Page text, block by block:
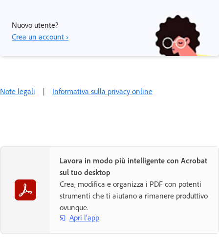
Nuovo utente?
Crea un account ›
Note legali | Informativa sulla privacy online
Lavora in modo più intelligente con Acrobat
sul tuo desktop
Crea, modifica e organizza i PDF con potenti
strumenti che ti aiutano a rimanere produttivo
ovunque.
Apri l'app